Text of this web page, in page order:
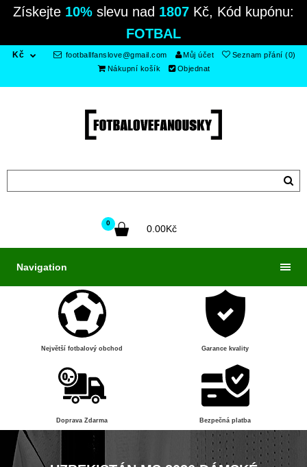
Získejte 10% slevu nad 1807 Kč, Kód kupónu:
FOTBAL
Kč footballfanslove@gmail.com Můj účet
Seznam přání (0)
Nákupní košík
Objednat
0
0.00Kč
Navigation
Největší fotbalový obchod Garance kvality
Doprava Zdarma Bezpečná platba